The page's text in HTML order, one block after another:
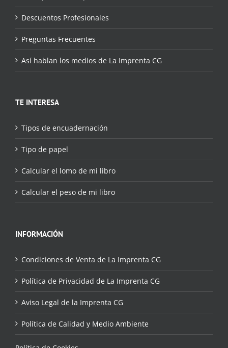
Descuentos Profesionales
Preguntas Frecuentes
Así hablan los medios de La Imprenta CG
TE INTERESA
Tipos de encuadernación
Tipo de papel
Calcular el lomo de mi libro
Calcular el peso de mi libro
INFORMACIÓN
Condiciones de Venta de La Imprenta CG
Política de Privacidad de La Imprenta CG
Aviso Legal de la Imprenta CG
Política de Calidad y Medio Ambiente